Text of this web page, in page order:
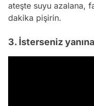
ateşte suyu azalana,
dakika pişirin.
3. İsterseniz